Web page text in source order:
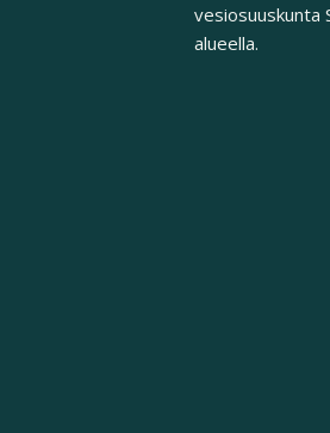
vesiosuuskunta
alueella.